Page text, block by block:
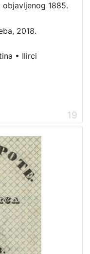
1885.
2018.
• Ilirci
19